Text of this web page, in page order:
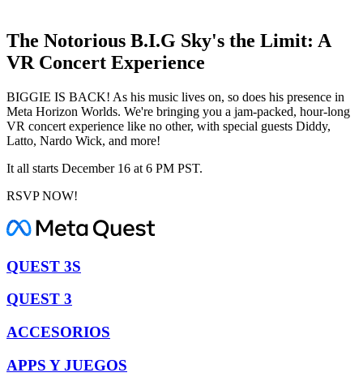
The Notorious B.I.G Sky's the Limit: A
VR Concert Experience
BIGGIE IS BACK! As his music lives on, so does his presence in
Meta Horizon Worlds. We're bringing you a jam-packed, hour-long
VR concert experience like no other, with special guests Diddy,
Latto, Nardo Wick, and more!
It all starts December 16 at 6 PM PST.
RSVP NOW!
QUEST 3S
QUEST 3
ACCESORIOS
APPS Y JUEGOS